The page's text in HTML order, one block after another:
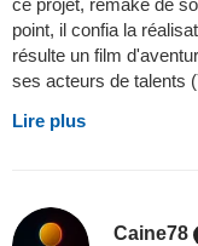
point, il confia la
résulte un film
ses acteurs de talents
Lire plus
Caine78